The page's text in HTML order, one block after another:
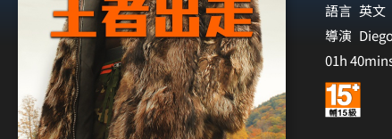
語言 英文
導演
01h